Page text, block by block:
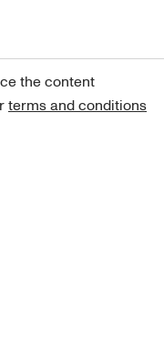
the content
terms and conditions